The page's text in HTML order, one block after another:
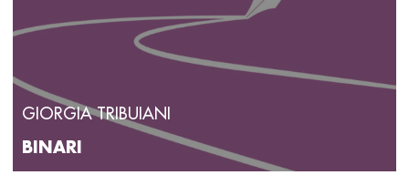
GIORGIA TRIBUIANI
BINARI